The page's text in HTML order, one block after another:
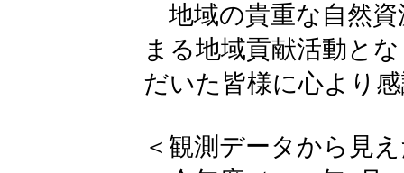
地域の貴重な自然資
まる地域貢献活動と
だいた皆様に心より
＜観測データから見